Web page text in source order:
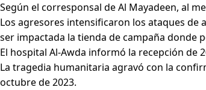
Según el corresponsal de Al Mayadeen, al
Los agresores intensificaron los ataques de
ser impactada la tienda de campaña donde
El hospital Al-Awda informó la recepción de
La tragedia humanitaria agravó con la
octubre de 2023.